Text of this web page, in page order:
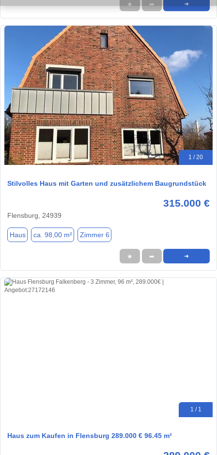
★ ➦ ➜
1 / 20
Stilvolles Haus mit Garten und zusätzlichem Baugrundstück
315.000 €
Flensburg, 24939
Haus ca. 98,00 m² Zimmer 6
★ ➦ ➜
1 / 1
Haus zum Kaufen in Flensburg 289.000 € 96.45 m²